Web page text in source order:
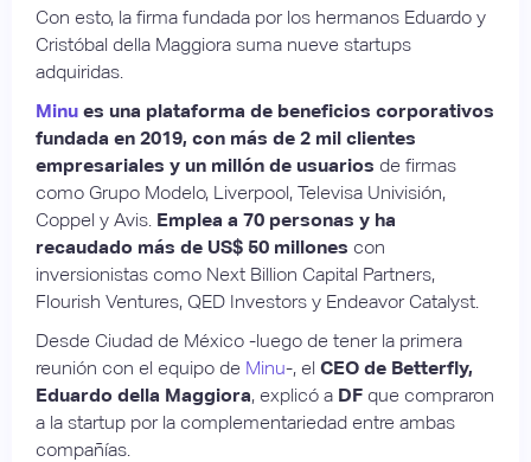
Con esto, la firma fundada por los hermanos Eduardo y
Cristóbal della Maggiora suma nueve startups
adquiridas.
Minu es una plataforma de beneficios corporativos
fundada en 2019, con más de 2 mil clientes
empresariales y un millón de usuarios de firmas
como Grupo Modelo, Liverpool, Televisa Univisión,
Coppel y Avis. Emplea a 70 personas y ha
recaudado más de US$ 50 millones con
inversionistas como Next Billion Capital Partners,
Flourish Ventures, QED Investors y Endeavor Catalyst.
Desde Ciudad de México -luego de tener la primera
reunión con el equipo de Minu-, el CEO de Betterfly,
Eduardo della Maggiora, explicó a DF que compraron
a la startup por la complementariedad entre ambas
compañías.